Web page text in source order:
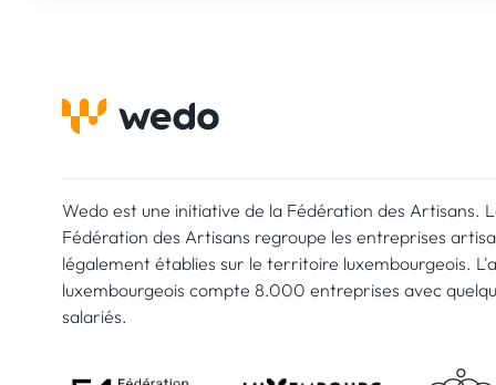
Wedo est une initiative de la Fédération des Artisans.
Fédération des Artisans regroupe les entreprises
légalement établies sur le territoire luxembourgeois.
luxembourgeois compte 8.000 entreprises avec
salariés.